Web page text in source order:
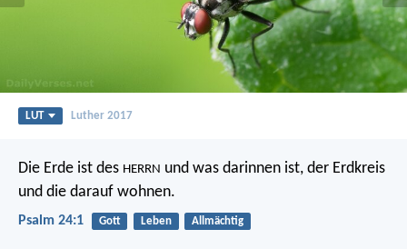
LUT Luther 2017
Die Erde ist des HERRN und was darinnen ist, der Erdkreis
und die darauf wohnen.
Psalm 24:1 Gott Leben Allmächtig